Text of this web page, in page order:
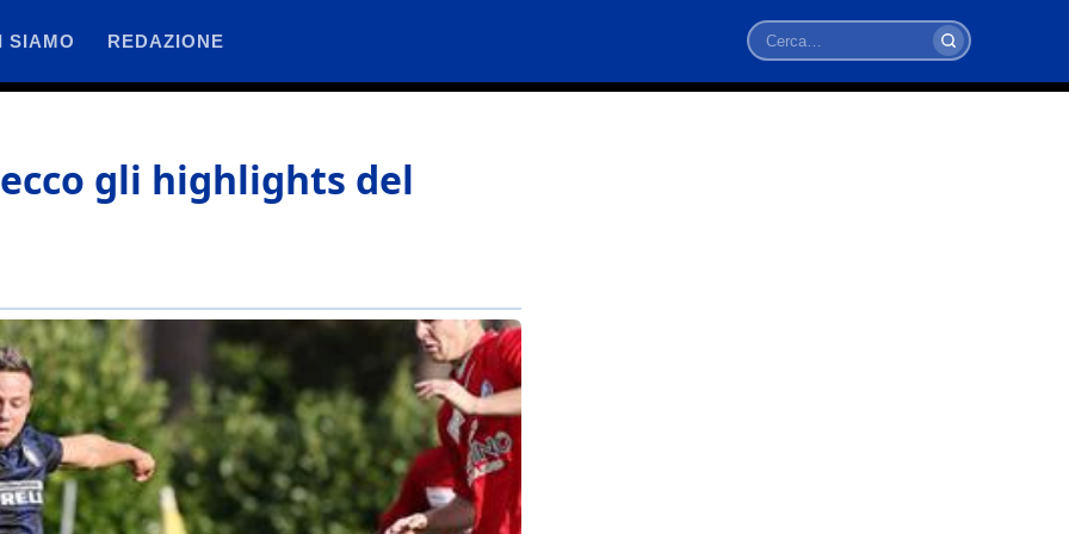
SIAMO REDAZIONE
Cerca
gli highlights del